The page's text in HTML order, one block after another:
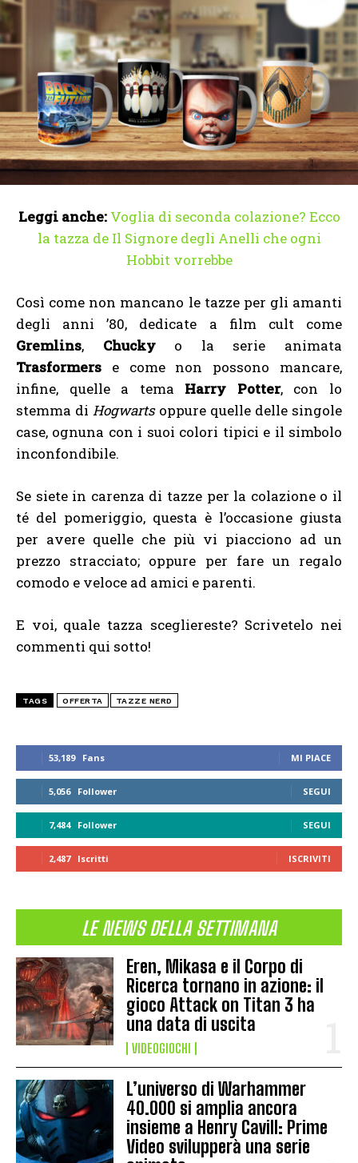
53,189 Fans MI PIACE
5,056 Follower SEGUI
7,484 Follower SEGUI
2,487 Iscritti ISCRIVITI
LE NEWS DELLA SETTIMANA
Eren, Mikasa e il Corpo di
Ricerca tornano in azione: il
gioco Attack on Titan 3 ha
una data di uscita
VIDEOGIOCHI
L’universo di Warhammer
40.000 si amplia ancora
insieme a Henry Cavill: Prime
Video svilupperà una serie
Leggi anche: Voglia di seconda colazione? Ecco
la tazza de Il Signore degli Anelli che ogni
Hobbit vorrebbe
Così come non mancano le tazze per gli amanti
degli anni ’80, dedicate a film cult come
Gremlins, Chuckyo la serie animata
Trasformers e come non possono mancare,
infine, quelle a tema Harry Potter, con lo
stemma diHogwartsoppure quelle delle singole
case, ognuna con i suoi colori tipici e il simbolo
inconfondibile.
Se siete in carenza di tazze per la colazione o il
té del pomeriggio, questa è l’occasione giusta
per avere quelle che più vi piacciono ad un
prezzo stracciato; oppure per fare un regalo
comodo e veloce ad amici e parenti.
E voi, quale tazza scegliereste? Scrivetelo nei
commenti qui sotto!
TAGS OFFERTA TAZZE NERD